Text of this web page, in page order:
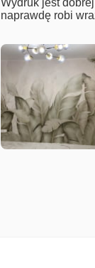
naprawdę robi